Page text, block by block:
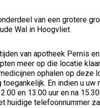
van een grotere
Wal in Hoogvliet.
van apotheek Pernis
meer op die locatie
ophalen op deze
En indien u
en 13.00 uur en na
huidige telefoonnummer